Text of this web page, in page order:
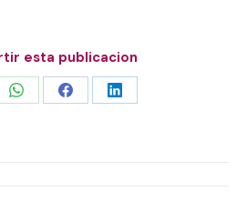
esta publicacion
Share Share Share